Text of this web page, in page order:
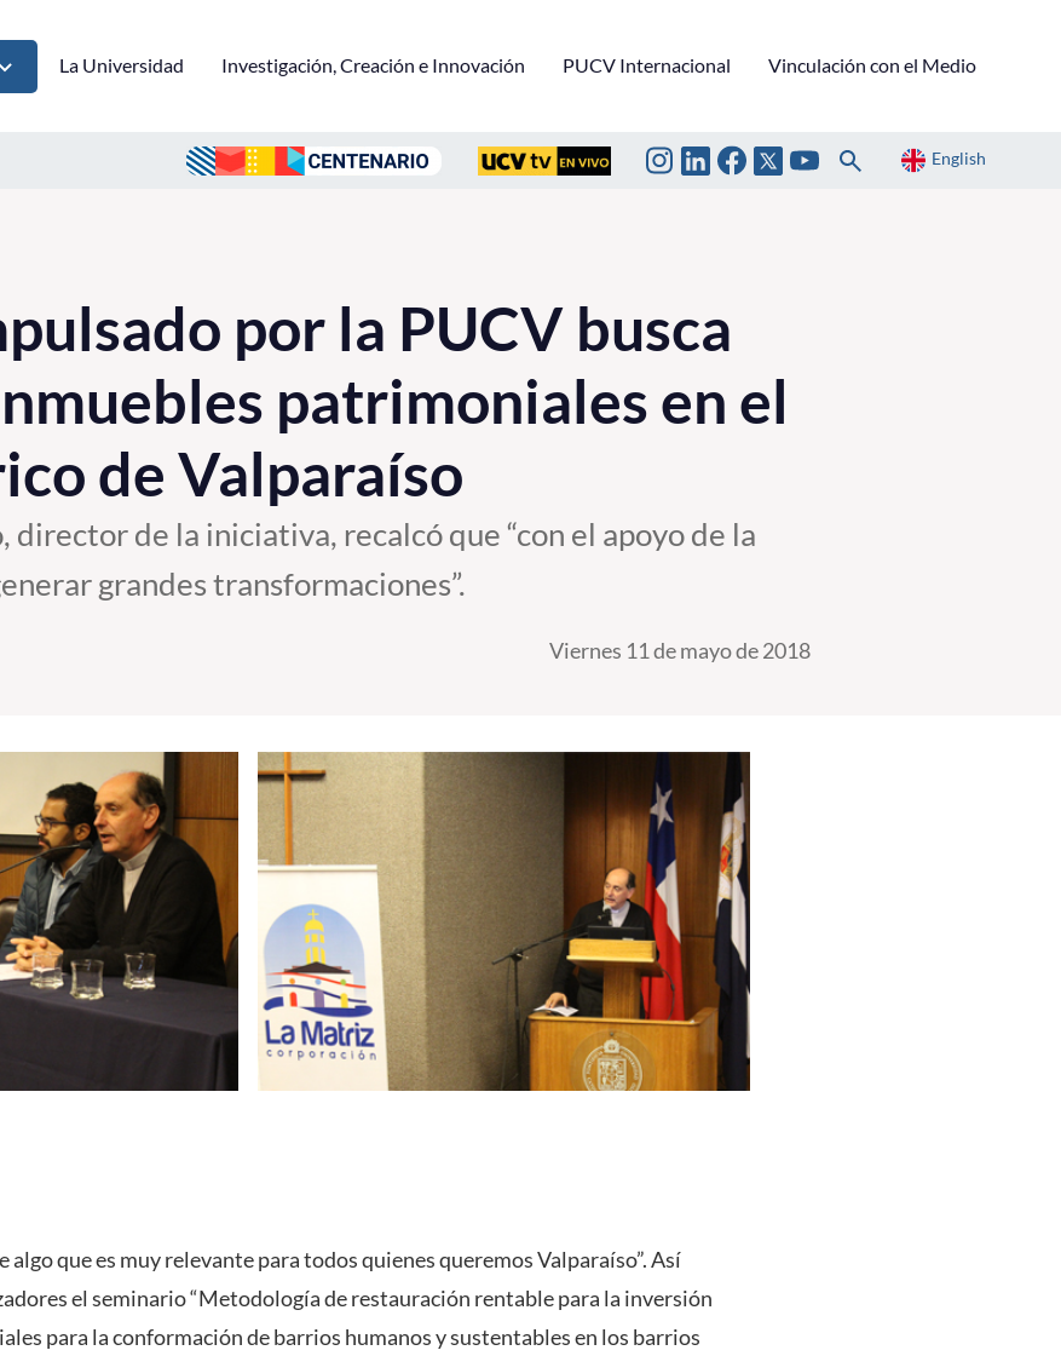
La Universidad Investigación, Creación e Innovación PUCV Internacional Vinculación con el Medio
English
por la PUCV busca
patrimoniales en el
de Valparaíso
director de la iniciativa, recalcó que “con el apoyo de la
grandes transformaciones”.
Viernes 11 de mayo de 2018
algo que es muy relevante para todos quienes queremos Valparaíso”. Así
el seminario “Metodología de restauración rentable para la inversión
para la conformación de barrios humanos y sustentables en los barrios